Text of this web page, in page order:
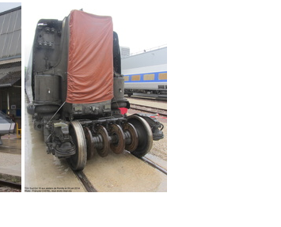
IMG 8721